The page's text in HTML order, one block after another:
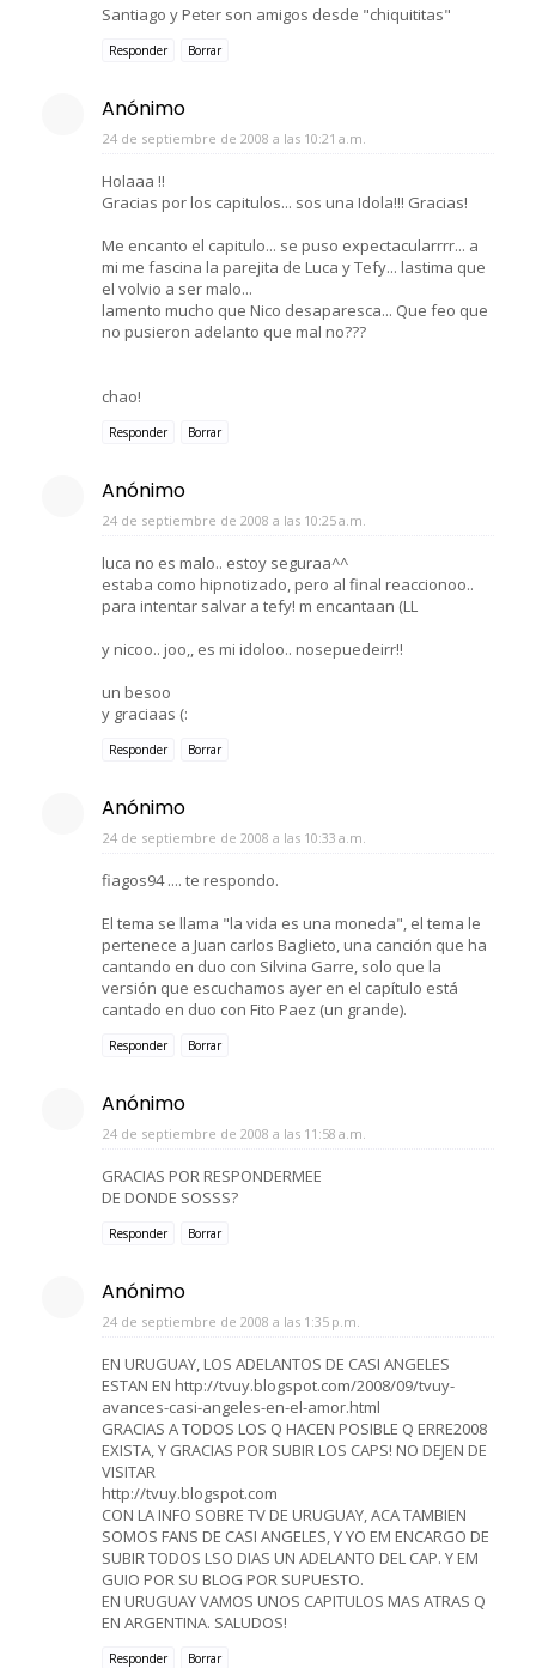
Santiago y Peter son amigos desde "chiquititas"
Responder Borrar
Anónimo
24 de septiembre de 2008 a las 10:21 a.m.
Holaaa !!
Gracias por los capitulos... sos una Idola!!! Gracias!
Me encanto el capitulo... se puso expectacularrrr... a
mi me fascina la parejita de Luca y Tefy... lastima que
el volvio a ser malo...
lamento mucho que Nico desaparesca... Que feo que
no pusieron adelanto que mal no???
chao!
Responder Borrar
Anónimo
24 de septiembre de 2008 a las 10:25 a.m.
luca no es malo.. estoy seguraa^^
estaba como hipnotizado, pero al final reaccionoo..
para intentar salvar a tefy! m encantaan (LL
y nicoo.. joo,, es mi idoloo.. nosepuedeirr!!
un besoo
y graciaas (:
Responder Borrar
Anónimo
24 de septiembre de 2008 a las 10:33 a.m.
fiagos94 .... te respondo.
El tema se llama "la vida es una moneda", el tema le
pertenece a Juan carlos Baglieto, una canción que ha
cantando en duo con Silvina Garre, solo que la
versión que escuchamos ayer en el capítulo está
cantado en duo con Fito Paez (un grande).
Responder Borrar
Anónimo
24 de septiembre de 2008 a las 11:58 a.m.
GRACIAS POR RESPONDERMEE
DE DONDE SOSSS?
Responder Borrar
Anónimo
24 de septiembre de 2008 a las 1:35 p.m.
EN URUGUAY, LOS ADELANTOS DE CASI ANGELES
ESTAN EN http://tvuy.blogspot.com/2008/09/tvuy-
avances-casi-angeles-en-el-amor.html
GRACIAS A TODOS LOS Q HACEN POSIBLE Q ERRE2008
EXISTA, Y GRACIAS POR SUBIR LOS CAPS! NO DEJEN DE
VISITAR
http://tvuy.blogspot.com
CON LA INFO SOBRE TV DE URUGUAY, ACA TAMBIEN
SOMOS FANS DE CASI ANGELES, Y YO EM ENCARGO DE
SUBIR TODOS LSO DIAS UN ADELANTO DEL CAP. Y EM
GUIO POR SU BLOG POR SUPUESTO.
EN URUGUAY VAMOS UNOS CAPITULOS MAS ATRAS Q
EN ARGENTINA. SALUDOS!
Responder Borrar